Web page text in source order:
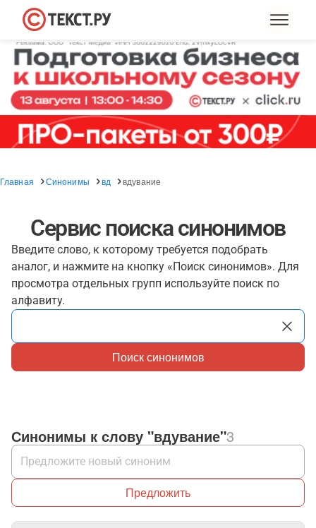
Главная Синонимы вд вдувание
Сервис поиска синонимов
Введите слово, к которому требуется подобрать
аналог, и нажмите на кнопку «Поиск синонимов». Для
просмотра отдельных групп используйте поиск по
алфавиту.
Поиск синонимов
Синонимы к слову "вдувание"3
Предложить